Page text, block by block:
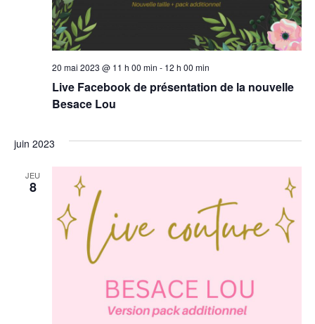
Live Facebook de présentation de la nouvelle
Besace Lou
20 mai 2023 @ 11 h 00 min - 12 h 00 min
juin 2023
JEU
8